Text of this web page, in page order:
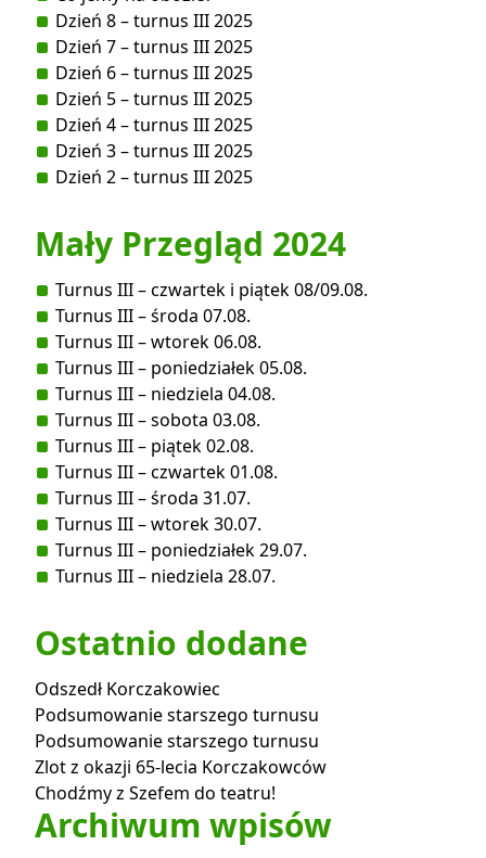
Dzień 8 – turnus III 2025
Dzień 7 – turnus III 2025
Dzień 6 – turnus III 2025
Dzień 5 – turnus III 2025
Dzień 4 – turnus III 2025
Dzień 3 – turnus III 2025
Dzień 2 – turnus III 2025
Mały Przegląd 2024
Turnus III – czwartek i piątek 08/09.08.
Turnus III – środa 07.08.
Turnus III – wtorek 06.08.
Turnus III – poniedziałek 05.08.
Turnus III – niedziela 04.08.
Turnus III – sobota 03.08.
Turnus III – piątek 02.08.
Turnus III – czwartek 01.08.
Turnus III – środa 31.07.
Turnus III – wtorek 30.07.
Turnus III – poniedziałek 29.07.
Turnus III – niedziela 28.07.
Ostatnio dodane
Odszedł Korczakowiec
Podsumowanie starszego turnusu
Podsumowanie starszego turnusu
Zlot z okazji 65-lecia Korczakowców
Chodźmy z Szefem do teatru!
Archiwum wpisów